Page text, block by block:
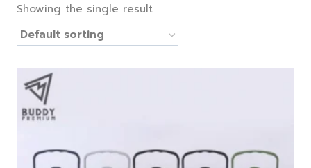
Showing the single result